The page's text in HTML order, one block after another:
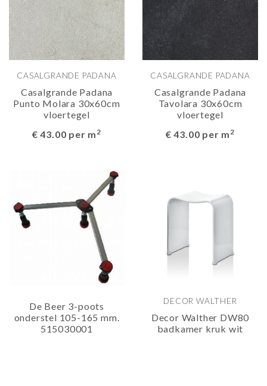
CASALGRANDE PADANA
Casalgrande Padana
Punto Molara 30x60cm
vloertegel
€ 43.00 per m2
CASALGRANDE PADANA
Casalgrande Padana
Tavolara 30x60cm
vloertegel
€ 43.00 per m2
De Beer 3-poots
onderstel 105-165 mm.
515030001
DECOR WALTHER
Decor Walther DW80
badkamer kruk wit